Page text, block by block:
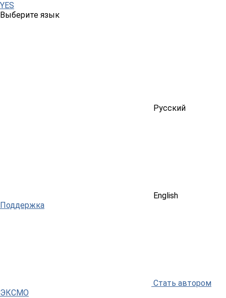
YES
Выберите язык
Русский
English
Поддержка
Стать автором
ЭКСМО